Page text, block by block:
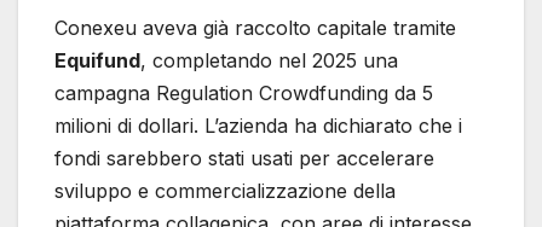
Conexeu aveva già raccolto capitale tramite
Equifund, completando nel 2025 una
campagna Regulation Crowdfunding da 5
milioni di dollari. L’azienda ha dichiarato che i
fondi sarebbero stati usati per accelerare
sviluppo e commercializzazione della